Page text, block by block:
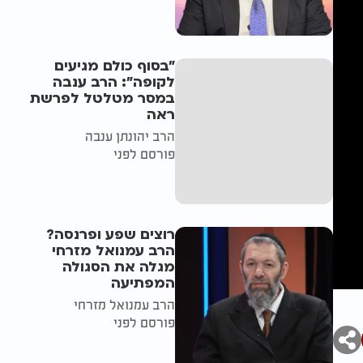
"בסוף כולם מגיעים
לקופה": הרב ענבה
במסר מטלטל לפרשת
ראה
הרב יהונתן ענבה
פורסם לפני
רוצים שפע ופרנסה?
הרב עמנואל מזרחי
מגלה את הסגולה
המפתיעה
הרב עמנואל מזרחי
פורסם לפני